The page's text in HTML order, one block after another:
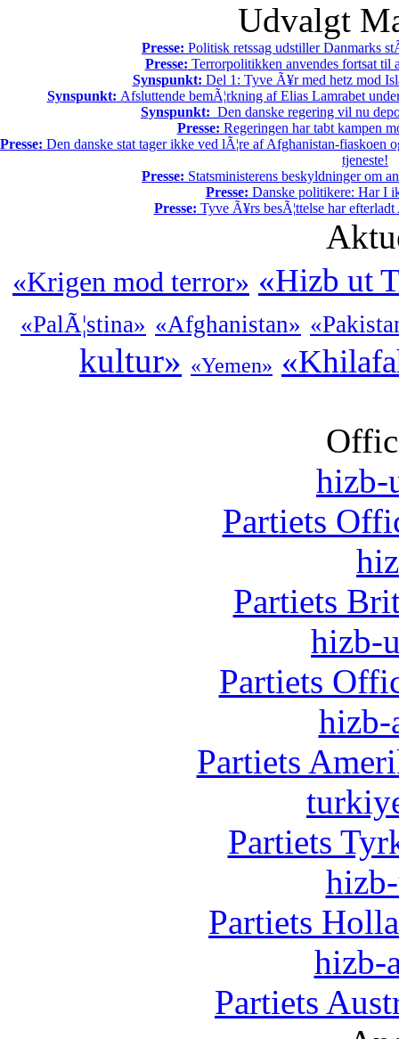
Udvalgt
Presse: Politisk retssag udstiller Danmarks
Presse: Terrorpolitikken anvendes fortsat til
Synspunkt: Del 1: Tyve Ã¥r med hetz mod
Synspunkt: Afsluttende bemÃ¦rkning af Elias Lamrabet
Synspunkt: Den danske regering vil nu
Presse: Regeringen har tabt kampen
Presse: Den danske stat tager ikke ved lÃ¦re af Afghanistan-
tjeneste!
Presse: Statsministerens beskyldninger om
Presse: Danske politikere: Har I
Presse: Tyve Ã¥rs besÃ¦ttelse har
«Krigen mod terror» «Hizb ut
«PalÃ¦stina» «Afghanistan»
kultur» «Yemen»
hizb-
Partiets
Partiets
hizb-
Partiets
hizb-
Partiets
Partiets
Partiets
hizb-
Partiets